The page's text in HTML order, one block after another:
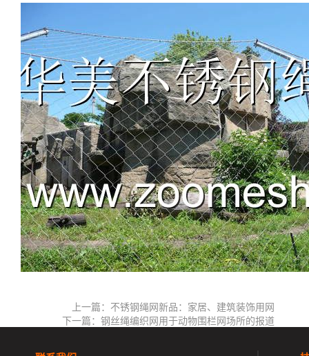
上一篇：不锈钢绳网新品：家居、建筑装饰用网
下一篇：钢丝绳编织网用于动物围栏网场所的报道